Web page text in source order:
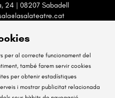
24 | 08207 Sabadell
Contactar
per al correcte funcionament del
també farem servir cookies
per obtenir estadístiques
i mostrar publicitat relacionada